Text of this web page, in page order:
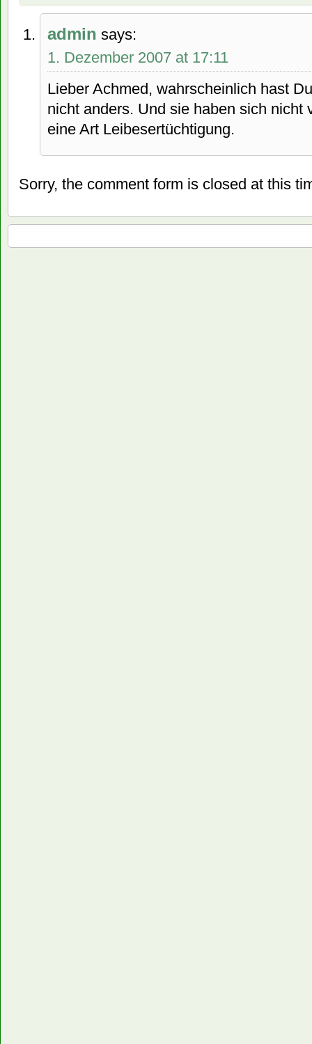
admin says:
1. Dezember 2007 at 17:11
Lieber Achmed, wahrscheinlich hast
nicht anders. Und sie haben sich nicht
eine Art Leibesertüchtigung.
Sorry, the comment form is closed at this